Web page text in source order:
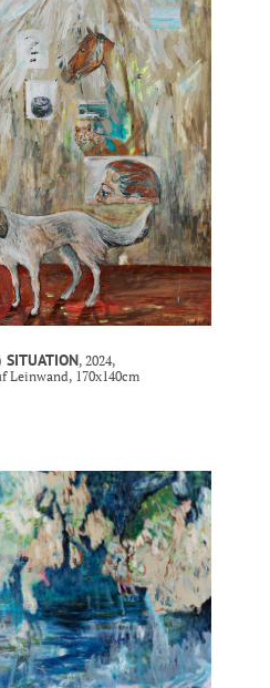
SITUATION, 2024,
Leinwand, 170x140cm